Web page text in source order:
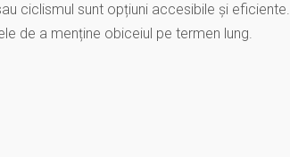
ciclismul sunt opțiuni accesibile și eficiente.
de a menține obiceiul pe termen lung.